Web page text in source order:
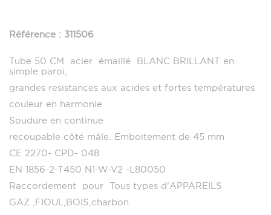
Référence : 311506
Tube 50 CM acier émaillé BLANC BRILLANT en
simple paroi,
grandes resistances aux acides et fortes températures
couleur en harmonie
Soudure en continue
recoupable côté mâle. Emboitement de 45 mm
CE 2270- CPD- 048
EN 1856-2-T450 N1-W-V2 -L80050
Raccordement pour Tous types d'APPAREILS
GAZ ,FIOUL,BOIS,charbon